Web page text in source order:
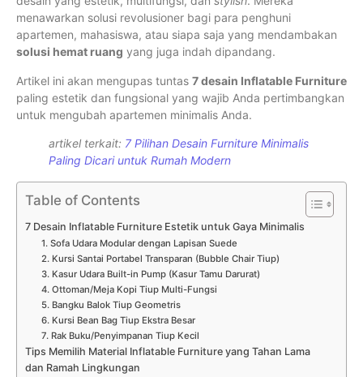
menawarkan solusi revolusioner bagi para penghuni
apartemen, mahasiswa, atau siapa saja yang mendambakan
solusi hemat ruang yang juga indah dipandang.
Artikel ini akan mengupas tuntas 7 desain Inflatable Furniture
paling estetik dan fungsional yang wajib Anda pertimbangkan
untuk mengubah apartemen minimalis Anda.
artikel terkait: 7 Pilihan Desain Furniture Minimalis
Paling Dicari untuk Rumah Modern
Table of Contents
7 Desain Inflatable Furniture Estetik untuk Gaya Minimalis
1. Sofa Udara Modular dengan Lapisan Suede
2. Kursi Santai Portabel Transparan (Bubble Chair Tiup)
3. Kasur Udara Built-in Pump (Kasur Tamu Darurat)
4. Ottoman/Meja Kopi Tiup Multi-Fungsi
5. Bangku Balok Tiup Geometris
6. Kursi Bean Bag Tiup Ekstra Besar
7. Rak Buku/Penyimpanan Tiup Kecil
Tips Memilih Material Inflatable Furniture yang Tahan Lama
dan Ramah Lingkungan